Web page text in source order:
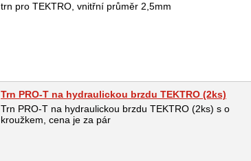
trn pro TEKTRO, vnitřní průměr 2,5mm
Trn PRO-T na hydraulickou brzdu TEKTRO (2ks)
Trn PRO-T na hydraulickou brzdu TEKTRO (2ks) s o
kroužkem, cena je za pár